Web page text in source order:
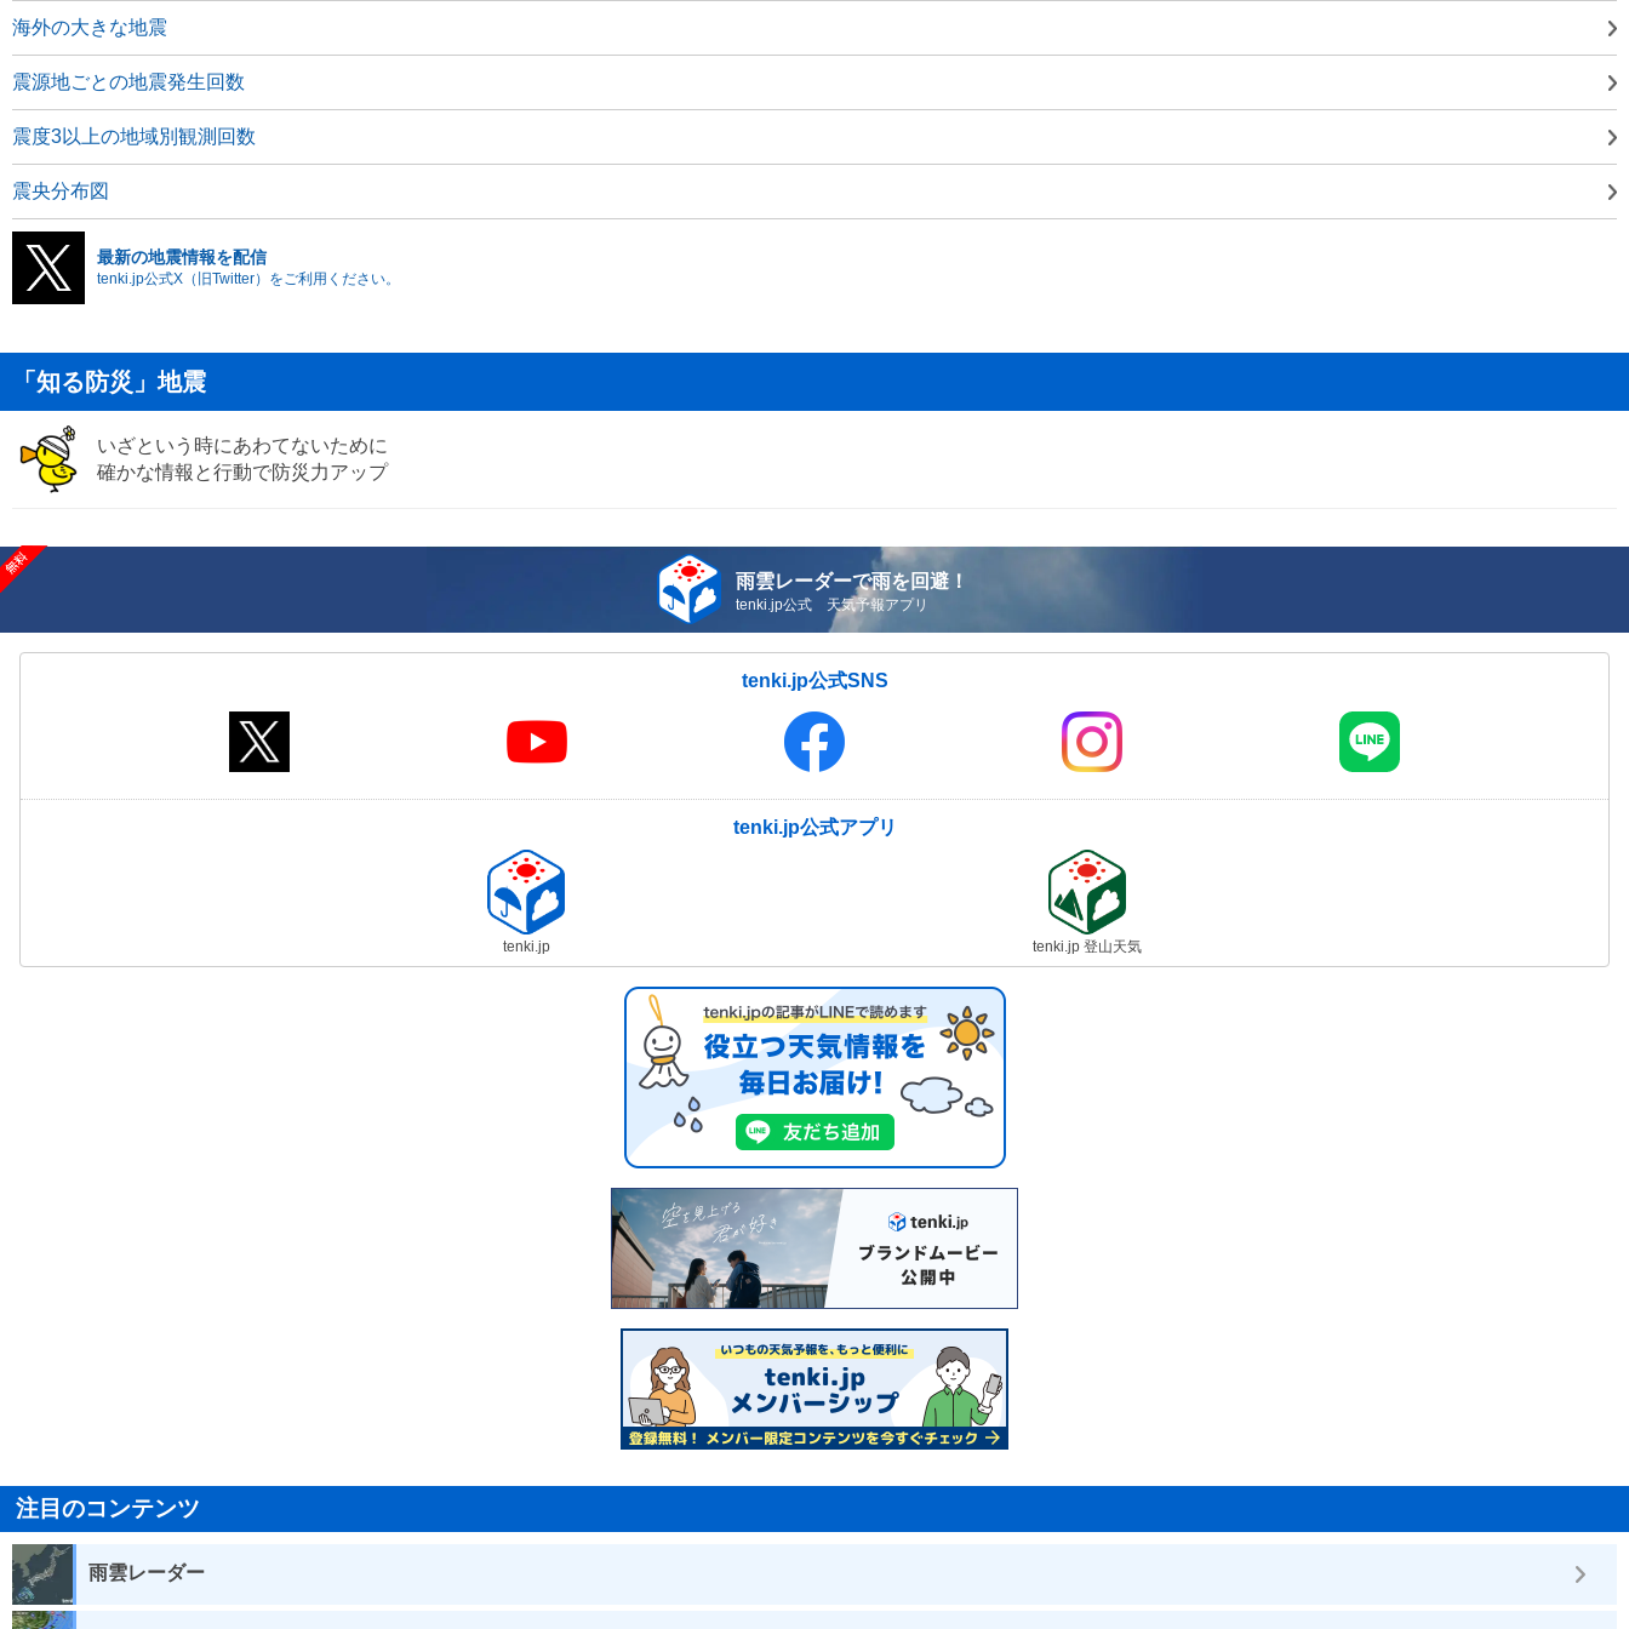
海外の大きな地震
震源地ごとの地震発生回数
震度3以上の地域別観測回数
震央分布図
最新の地震情報を配信
tenki.jp公式X（旧Twitter）をご利用ください。
「知る防災」地震
いざという時にあわてないために
確かな情報と行動で防災力アップ
雨雲レーダーで雨を回避！
tenki.jp公式 天気予報アプリ
tenki.jp公式SNS
tenki.jp公式アプリ
tenki.jp tenki.jp 登山天気
注目のコンテンツ
雨雲レーダー